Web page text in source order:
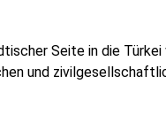
Seite in die
und